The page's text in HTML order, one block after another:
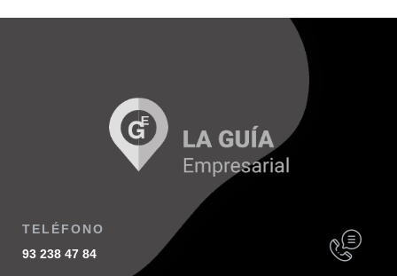
TELÉFONO
93 238 47 84